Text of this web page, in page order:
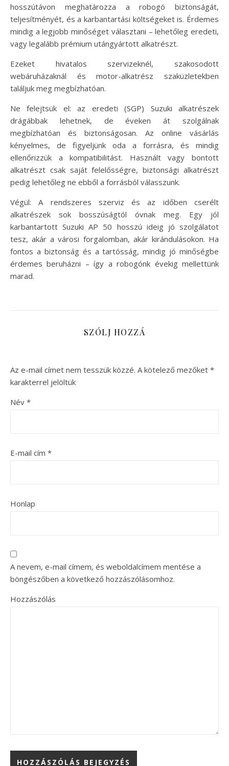
hosszútávon meghatározza a robogó biztonságát,
teljesítményét, és a karbantartási költségeket is. Érdemes
mindig a legjobb minőséget választani – lehetőleg eredeti,
vagy legalább prémium utángyártott alkatrészt.
Ezeket hivatalos szervizeknél, szakosodott
webáruházaknál és motor-alkatrész szaküzletekben
találjuk meg megbízhatóan.
Ne felejtsük el: az eredeti (SGP) Suzuki alkatrészek
drágábbak lehetnek, de éveken át szolgálnak
megbízhatóan és biztonságosan. Az online vásárlás
kényelmes, de figyeljünk oda a forrásra, és mindig
ellenőrizzük a kompatibilitást. Használt vagy bontott
alkatrészt csak saját felelősségre, biztonsági alkatrészt
pedig lehetőleg ne ebből a forrásból válasszunk.
Végül: A rendszeres szerviz és az időben cserélt
alkatrészek sok bosszúságtól óvnak meg. Egy jól
karbantartott Suzuki AP 50 hosszú ideig jó szolgálatot
tesz, akár a városi forgalomban, akár kirándulásokon. Ha
fontos a biztonság és a tartósság, mindig jó minőségbe
érdemes beruházni – így a robogónk évekig mellettünk
marad.
SZÓLJ HOZZÁ
Az e-mail címet nem tesszük közzé. A kötelező mezőket *
karakterrel jelöltük
Név *
E-mail cím *
Honlap
A nevem, e-mail címem, és weboldalcímem mentése a
böngészőben a következő hozzászólásomhoz.
Hozzászólás